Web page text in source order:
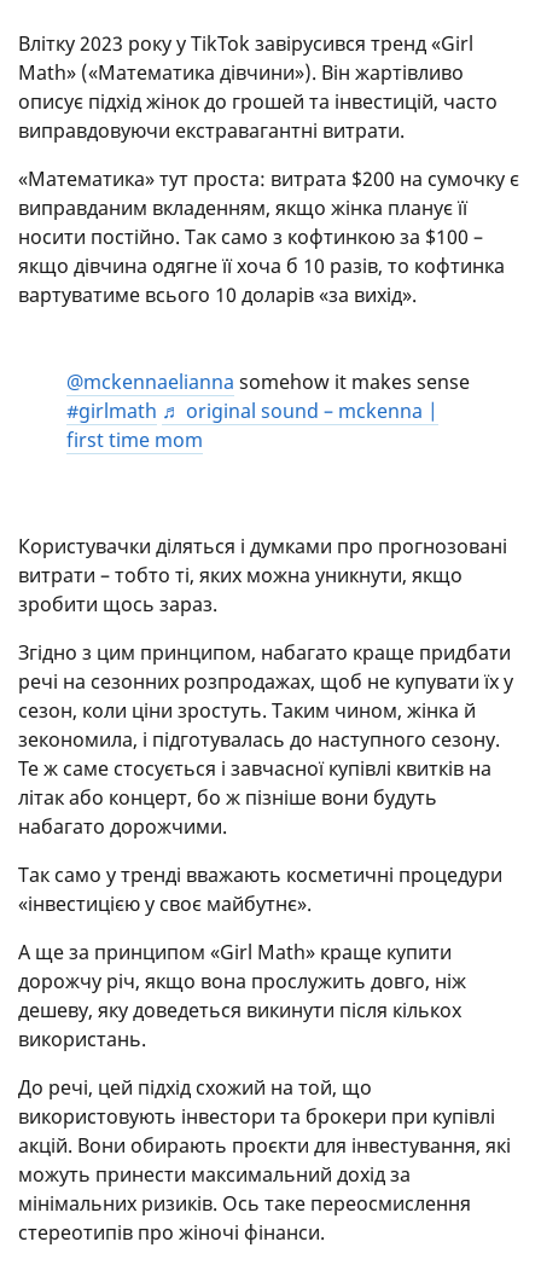
Влітку 2023 року у TikTok завірусився тренд «Girl
Math» («Математика дівчини»). Він жартівливо
описує підхід жінок до грошей та інвестицій, часто
виправдовуючи екстравагантні витрати.
«Математика» тут проста: витрата $200 на сумочку є
виправданим вкладенням, якщо жінка планує її
носити постійно. Так само з кофтинкою за $100 –
якщо дівчина одягне її хоча б 10 разів, то кофтинка
вартуватиме всього 10 доларів «за вихід».
@mckennaelianna somehow it makes sense
#girlmath ♬ original sound – mckenna |
first time mom
Користувачки діляться і думками про прогнозовані
витрати – тобто ті, яких можна уникнути, якщо
зробити щось зараз.
Згідно з цим принципом, набагато краще придбати
речі на сезонних розпродажах, щоб не купувати їх у
сезон, коли ціни зростуть. Таким чином, жінка й
зекономила, і підготувалась до наступного сезону.
Те ж саме стосується і завчасної купівлі квитків на
літак або концерт, бо ж пізніше вони будуть
набагато дорожчими.
Так само у тренді вважають косметичні процедури
«інвестицією у своє майбутнє».
А ще за принципом «Girl Math» краще купити
дорожчу річ, якщо вона прослужить довго, ніж
дешеву, яку доведеться викинути після кількох
використань.
До речі, цей підхід схожий на той, що
використовують інвестори та брокери при купівлі
акцій. Вони обирають проєкти для інвестування, які
можуть принести максимальний дохід за
мінімальних ризиків. Ось таке переосмислення
стереотипів про жіночі фінанси.